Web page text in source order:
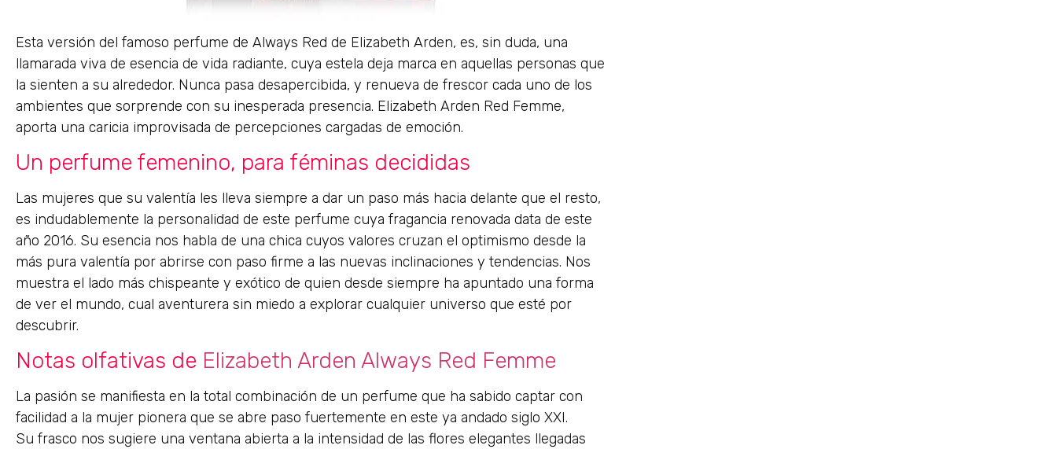
Esta versión del famoso perfume de Always Red de Elizabeth Arden, es, sin duda, una
llamarada viva de esencia de vida radiante, cuya estela deja marca en aquellas personas que
la sienten a su alrededor. Nunca pasa desapercibida, y renueva de frescor cada uno de los
ambientes que sorprende con su inesperada presencia. Elizabeth Arden Red Femme,
aporta una caricia improvisada de percepciones cargadas de emoción.
Un perfume femenino, para féminas decididas
Las mujeres que su valentía les lleva siempre a dar un paso más hacia delante que el resto,
es indudablemente la personalidad de este perfume cuya fragancia renovada data de este
año 2016. Su esencia nos habla de una chica cuyos valores cruzan el optimismo desde la
más pura valentía por abrirse con paso firme a las nuevas inclinaciones y tendencias. Nos
muestra el lado más chispeante y exótico de quien desde siempre ha apuntado una forma
de ver el mundo, cual aventurera sin miedo a explorar cualquier universo que esté por
descubrir.
Notas olfativas de Elizabeth Arden Always Red Femme
La pasión se manifiesta en la total combinación de un perfume que ha sabido captar con
facilidad a la mujer pionera que se abre paso fuertemente en este ya andado siglo XXI.
Su frasco nos sugiere una ventana abierta a la intensidad de las flores elegantes llegadas